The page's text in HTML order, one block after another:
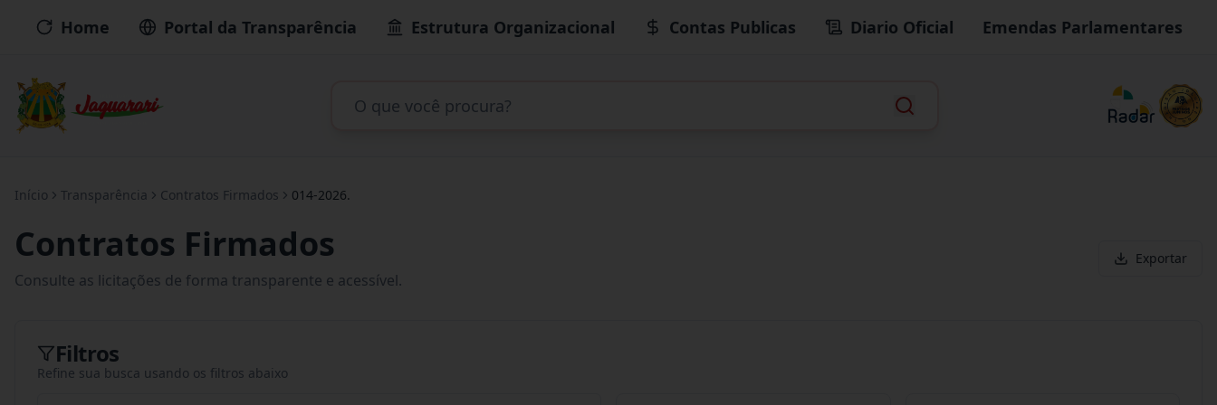
Home Portal da Transparência Estrutura Organizacional Contas Publicas Diario Oficial Emendas Parlamentares
Início Transparência Contratos Firmados 014-2026.
Contratos Firmados
Consulte as licitações de forma transparente e acessível.
Exportar
Filtros
Refine sua busca usando os filtros abaixo